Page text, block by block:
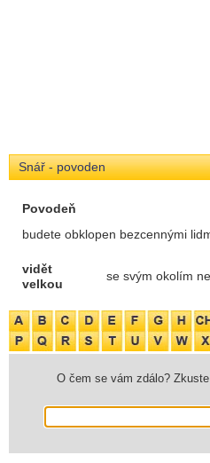
Snář - povoden
Povodeň
budete obklopen bezcennými
vidět
velkou
se svým okolím
O čem se vám zdálo?